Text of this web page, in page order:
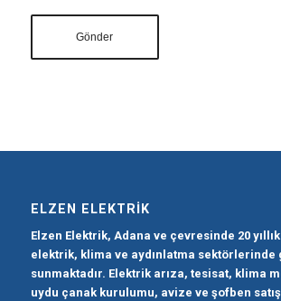
ELZEN ELEKTRIK
Elzen Elektrik, Adana ve çevresinde 20
elektrik, klima ve aydınlatma
sunmaktadır. Elektrik arıza, tesisat, klima
uydu çanak kurulumu, avize ve şofben